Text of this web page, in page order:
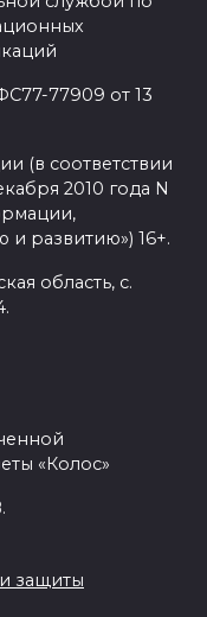
77909 от 13
(в соответствии
2010 года N
развитию») 16+.
область, с.
«Колос»
защиты